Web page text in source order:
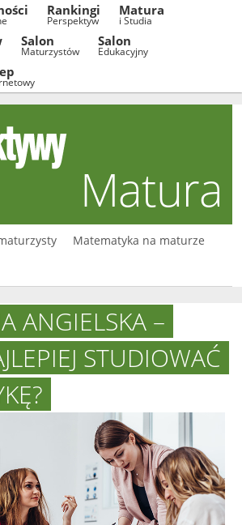
Rankingi
Perspektyw
Matura
i Studia
Salon
Maturzystów
Salon
Edukacyjny
Matura
Matematyka na maturze
ANGIELSKA –
STUDIOWAĆ